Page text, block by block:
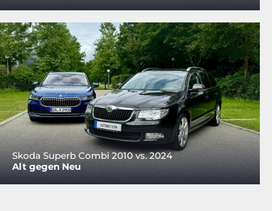
Skoda Superb Combi 2010 vs. 2024
Alt gegen Neu